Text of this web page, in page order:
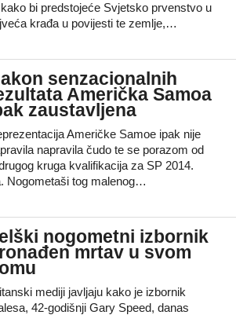
bi predstojeće Svjetsko prvenstvo u
krađa u povijesti te zemlje,…
senzacionalnih
Američka Samoa
zaustavljena
Američke Samoe ipak nije
napravila čudo te se porazom od
kruga kvalifikacija za SP 2014.
Nogometaši tog malenog…
nogometni izbornik
mrtav u svom
mediji javljaju kako je izbornik
42-godišnji Gary Speed, danas